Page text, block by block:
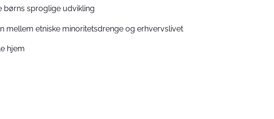
børns sproglige udvikling
mellem etniske minoritetsdrenge og erhvervslivet
hjem